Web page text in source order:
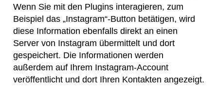
Wenn Sie mit den Plugins interagieren, zum
Beispiel das „Instagram“-Button betätigen, wird
diese Information ebenfalls direkt an einen
Server von Instagram übermittelt und dort
gespeichert. Die Informationen werden
außerdem auf Ihrem Instagram-Account
veröffentlicht und dort Ihren Kontakten angezeigt.